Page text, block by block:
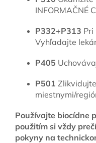
INFORMAČNÉ
P332+P313 Pri
Vyhľadajte
P405
P501
miestnymi/
Používajte biocídne
použitím si vždy
pokyny na